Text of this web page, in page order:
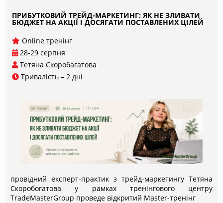
ПРИБУТКОВИЙ ТРЕЙД-МАРКЕТИНГ: ЯК НЕ ЗЛИВАТИ
БЮДЖЕТ НА АКЦІЇ І ДОСЯГАТИ ПОСТАВЛЕНИХ ЦІЛЕЙ
Оnline тренінг
28-29 серпня
Тетяна Скоробагатова
Тривалість – 2 дні
провідний експерт-практик з трейд-маркетингу Тетяна
Скоробогатова у рамках тренінгового центру
TradeMasterGroup проведе відкритий Master-тренінг